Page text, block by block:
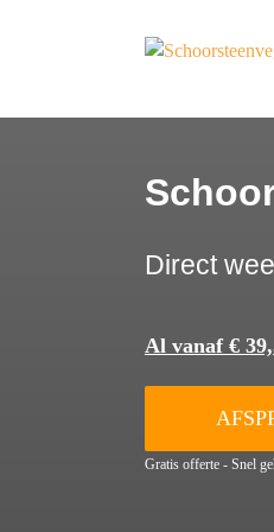
Direct
Al vanaf €
Gratis offerte - Snel